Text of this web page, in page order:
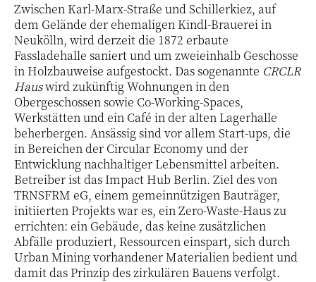
Zwischen Karl-Marx-Straße und Schillerkiez, auf
dem Gelände der ehemaligen Kindl-Brauerei in
Neukölln, wird derzeit die 1872 erbaute
Fassladehalle saniert und um zweieinhalb Geschosse
in Holzbauweise aufgestockt. Das sogenannte CRCLR
Hauswird zukünftig Wohnungen in den
Obergeschossen sowie Co-Working-Spaces,
Werkstätten und ein Café in der alten Lagerhalle
beherbergen. Ansässig sind vor allem Start-ups, die
in Bereichen der Circular Economy und der
Entwicklung nachhaltiger Lebensmittel arbeiten.
Betreiber ist das Impact Hub Berlin. Ziel des von
TRNSFRM eG, einem gemeinnützigen Bauträger,
initiierten Projekts war es, ein Zero-Waste-Haus zu
errichten: ein Gebäude, das keine zusätzlichen
Abfälle produziert, Ressourcen einspart, sich durch
Urban Mining vorhandener Materialien bedient und
damit das Prinzip des zirkulären Bauens verfolgt.